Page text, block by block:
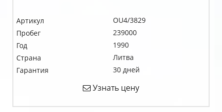
Артикул
OU4/3829
Пробег
239000
Год
1990
Страна
Литва
Гарантия
30 дней
Узнать цену